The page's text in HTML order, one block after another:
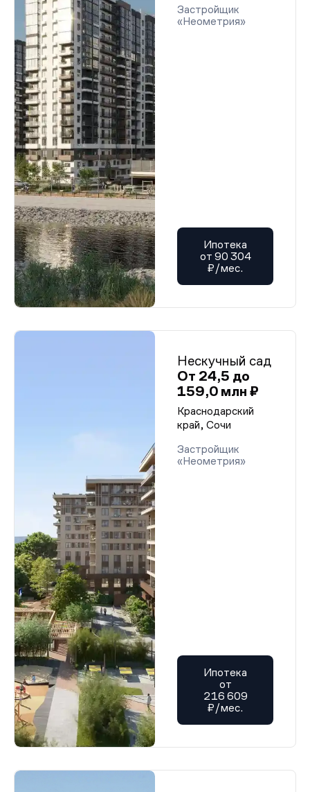
Застройщик
«Неометрия»
Ипотека
от 90 304
₽/мес.
Нескучный сад
От 24,5 до
159,0 млн ₽
Краснодарский
край, Сочи
Застройщик
«Неометрия»
Ипотека
от
216 609
₽/мес.